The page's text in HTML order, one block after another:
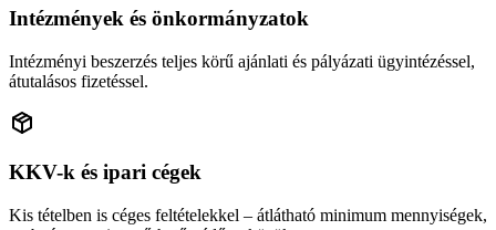
Intézmények és önkormányzatok
Intézményi beszerzés teljes körű ajánlati és pályázati ügyintézéssel,
átutalásos fizetéssel.
KKV-k és ipari cégek
Kis tételben is céges feltételekkel – átlátható minimum mennyiségek,